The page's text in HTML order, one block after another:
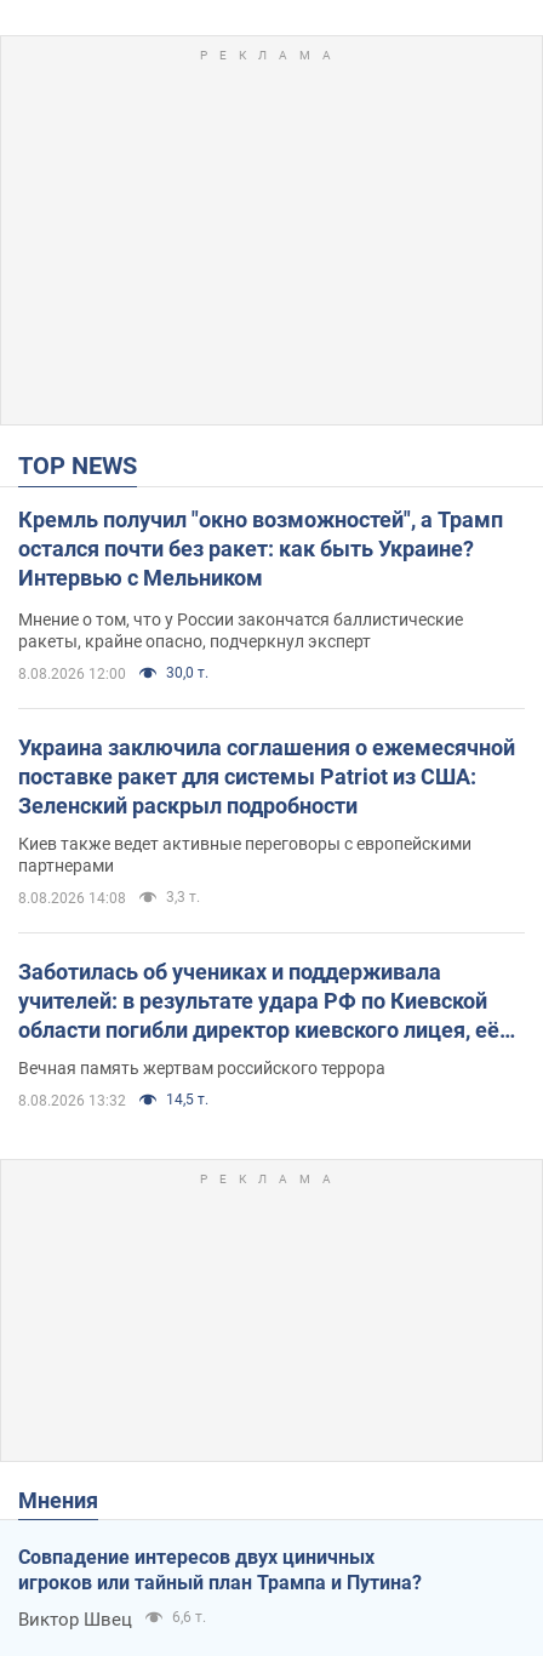
TOP NEWS
Кремль получил "окно возможностей", а Трамп
остался почти без ракет: как быть Украине?
Интервью с Мельником
Мнение о том, что у России закончатся баллистические
ракеты, крайне опасно, подчеркнул эксперт
8.08.2026 12:00 30,0 т.
Украина заключила соглашения о ежемесячной
поставке ракет для системы Patriot из США:
Зеленский раскрыл подробности
Киев также ведет активные переговоры с европейскими
партнерами
8.08.2026 14:08 3,3 т.
Заботилась об учениках и поддерживала
учителей: в результате удара РФ по Киевской
области погибли директор киевского лицея, её
муж и внук
Вечная память жертвам российского террора
8.08.2026 13:32 14,5 т.
Мнения
Совпадение интересов двух циничных
игроков или тайный план Трампа и Путина?
Виктор Швец 6,6 т.